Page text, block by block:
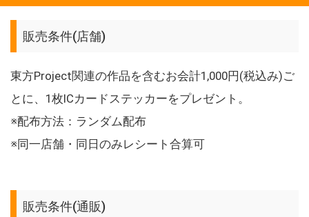
販売条件(店舗)
東方Project関連の作品を含むお会計1,000円(税込み)ご
とに、1枚ICカードステッカーをプレゼント。
※配布方法：ランダム配布
※同一店舗・同日のみレシート合算可
販売条件(通販)